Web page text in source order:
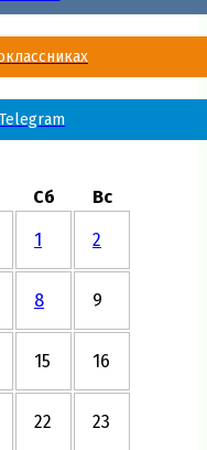
Сб Вс
1 2
8 9
15 16
22 23